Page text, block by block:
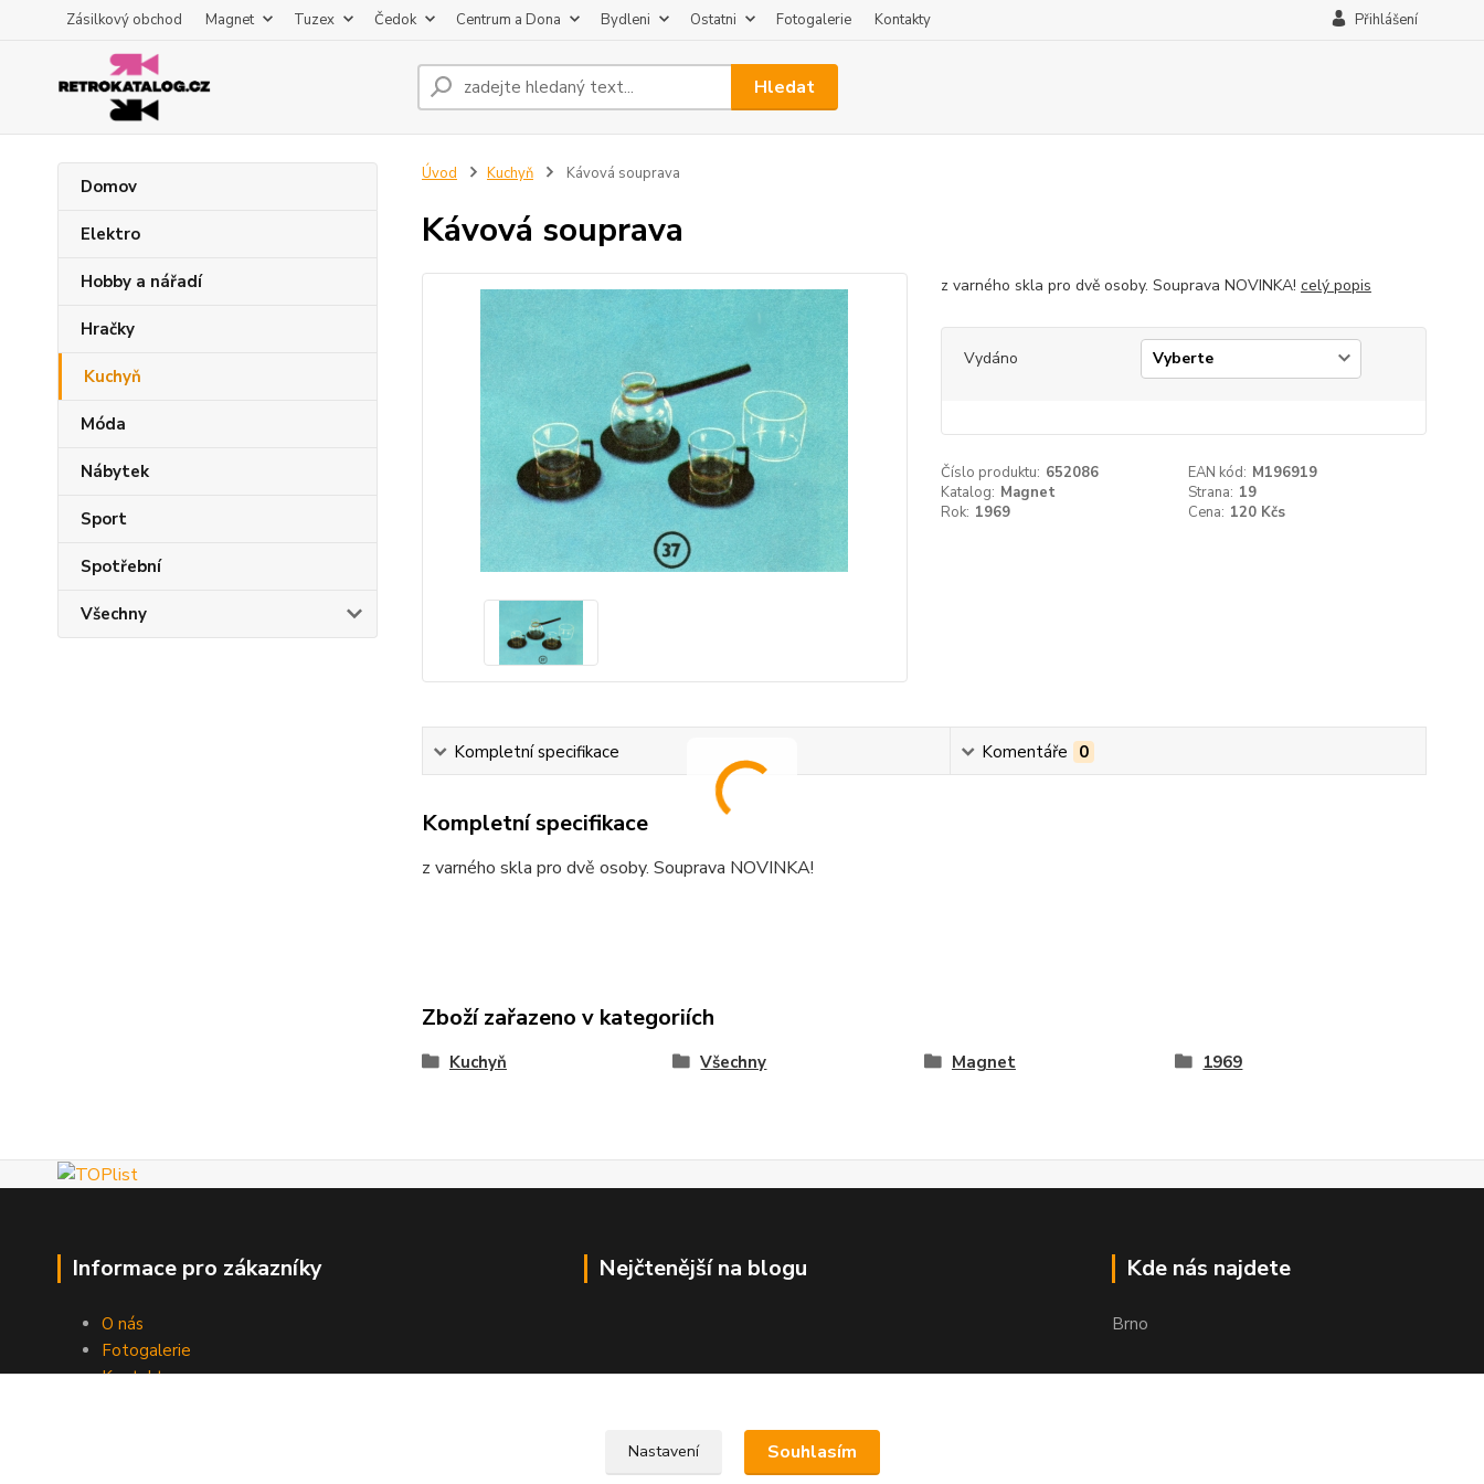
Zásilkový obchod Magnet Tuzex Čedok Centrum a Dona Bydleni Ostatni Fotogalerie Kontakty Přihlášení
Hledat
Domov
Elektro
Hobby a nářadí
Hračky
Kuchyň
Móda
Nábytek
Sport
Spotřební
Všechny
Úvod Kuchyň Kávová souprava
Kávová souprava
z varného skla pro dvě osoby. Souprava NOVINKA! celý popis
Vydáno
Číslo produktu: 652086 EAN kód: M196919
Katalog: Magnet Strana: 19
Rok: 1969 Cena: 120 Kčs
Kompletní specifikace Komentáře 0
Kompletní specifikace
z varného skla pro dvě osoby. Souprava NOVINKA!
Zboží zařazeno v kategoriích
Kuchyň Všechny Magnet 1969
Informace pro zákazníky
O nás
Fotogalerie
Kontakty
Nejčtenější na blogu Kde nás najdete
Brno
Nastavení Souhlasím